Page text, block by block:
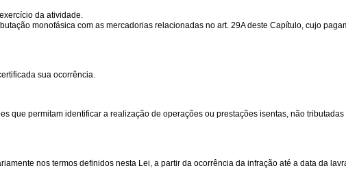
da atividade.
monofásica com as mercadorias relacionadas no art. 29A deste Capítulo, cujo
sua ocorrência.
que permitam identificar a realização de operações ou prestações isentas, não
nos termos definidos nesta Lei, a partir da ocorrência da infração até a data da